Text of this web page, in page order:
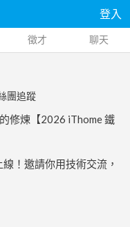
登入
徵才 聊天
團追蹤
修煉【2026 iThome 鐵
！邀請你用技術交流，